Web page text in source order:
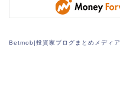
Betmob|投資家ブログまとめメディア